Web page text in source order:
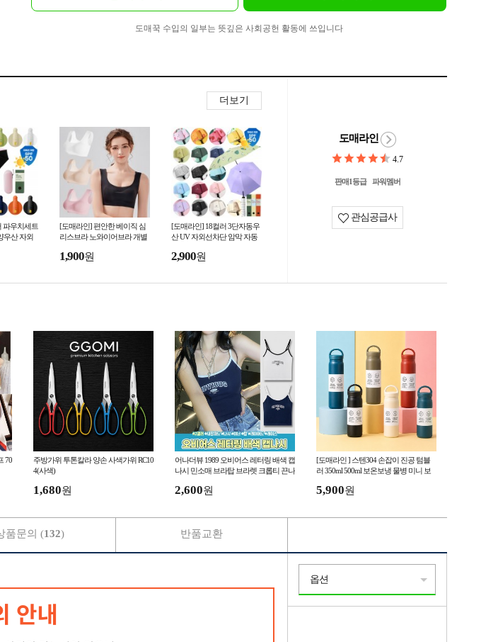
도매꾹 수입의 일부는 뜻깊은 사회공헌 활동에 쓰입니다
더보기
파우치세트
우산 자외
[도매라인] 편안한 베이직 심
리스브라 노와이어브라 개별
웨어 여성속옷
1,900원
[도매라인] 18컬러 3단자동우
산 UV 자외선차단 암막 자동
식우산 선물박스
2,900원
도매라인
4.7
판매1등급 파워멤버
관심공급사
70
주방가위 투톤칼라 양손 사색가위 RC10
4(사색)
1,680원
어나더뷰 1989 오비어스 레터링 배색 캡
나시 민소매 브라탑 브라렛 크롭티 끈나
2,600원
[도매라인 ] 스텐304 손잡이 진공 텀블
러 350ml 500ml 보온보냉 물병 미니 보
5,900원
품문의 (132) 반품교환
옵션